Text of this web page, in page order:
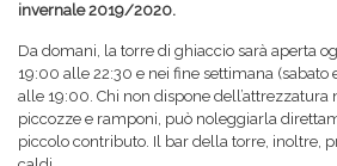
invernale 2019/2020.
Da domani, la torre di ghiaccio sarà aperta
19:00 alle 22:30 e nei fine settimana (sabato
alle 19:00. Chi non dispone dell’attrezzatura
piccozze e ramponi, può noleggiarla
piccolo contributo. Il bar della torre, inoltre,